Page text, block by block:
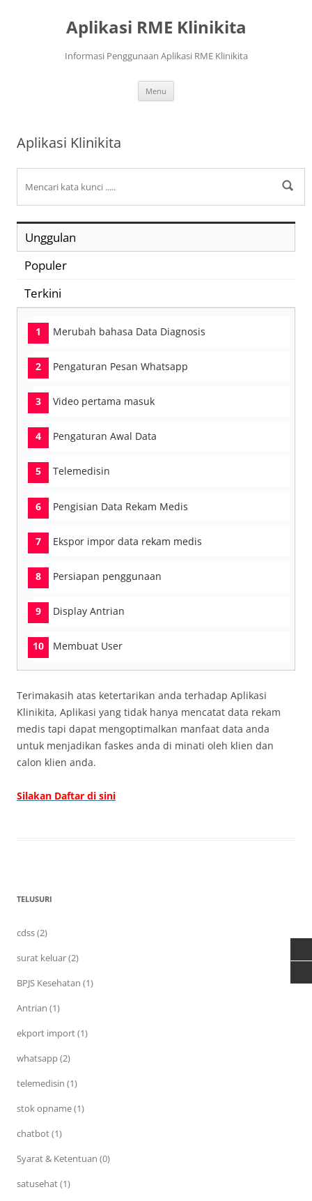
Aplikasi RME Klinikita
Informasi Penggunaan Aplikasi RME Klinikita
Menu
Aplikasi Klinikita
Unggulan
Populer
Terkini
Merubah bahasa Data Diagnosis
Pengaturan Pesan Whatsapp
Video pertama masuk
Pengaturan Awal Data
Telemedisin
Pengisian Data Rekam Medis
Ekspor impor data rekam medis
Persiapan penggunaan
Display Antrian
Membuat User
Terimakasih atas ketertarikan anda terhadap Aplikasi
Klinikita, Aplikasi yang tidak hanya mencatat data rekam
medis tapi dapat mengoptimalkan manfaat data anda
untuk menjadikan faskes anda di minati oleh klien dan
calon klien anda.
Silakan Daftar di sini
TELUSURI
cdss (2)
surat keluar (2)
BPJS Kesehatan (1)
Antrian (1)
ekport import (1)
whatsapp (2)
telemedisin (1)
stok opname (1)
chatbot (1)
Syarat & Ketentuan (0)
satusehat (1)